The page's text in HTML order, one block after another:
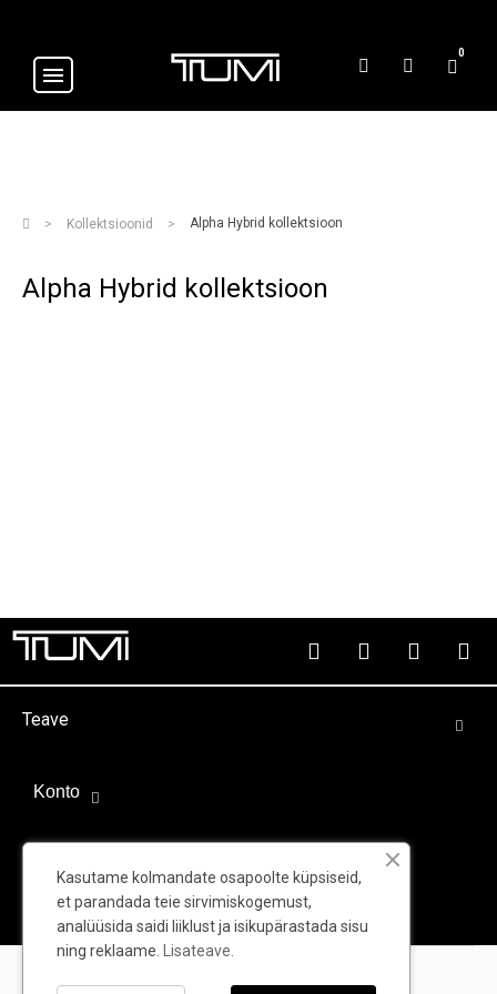
0
Kollektsioonid Alpha Hybrid kollektsioon
Alpha Hybrid kollektsioon
Teave
Konto
© TUMI - Kõik õigused kaitstud
Kasutame kolmandate osapoolte küpsiseid,
et parandada teie sirvimiskogemust,
analüüsida saidi liiklust ja isikupärastada sisu
ning reklaame.
Lisateave.